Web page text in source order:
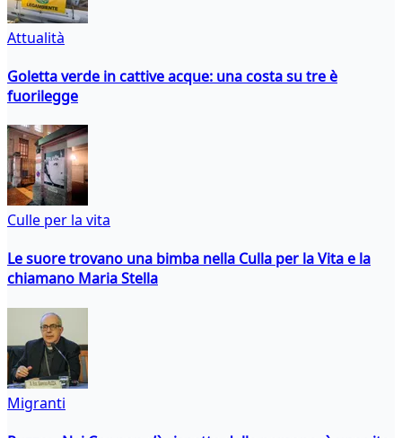
Attualità
Goletta verde in cattive acque: una costa su tre è
fuorilegge
Culle per la vita
Le suore trovano una bimba nella Culla per la Vita e la
chiamano Maria Stella
Migranti